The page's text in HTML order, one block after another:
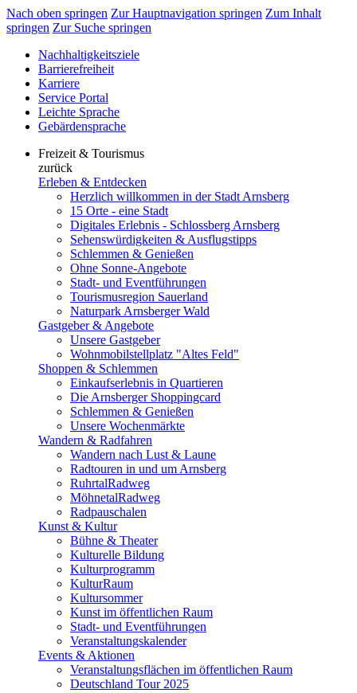
Nach oben springen Zur Hauptnavigation springen Zum Inhalt
springen Zur Suche springen
Nachhaltigkeitsziele
Barrierefreiheit
Karriere
Service Portal
Leichte Sprache
Gebärdensprache
Freizeit & Tourismus
zurück
Erleben & Entdecken
Herzlich willkommen in der Stadt Arnsberg
15 Orte - eine Stadt
Digitales Erlebnis - Schlossberg Arnsberg
Sehenswürdigkeiten & Ausflugstipps
Schlemmen & Genießen
Ohne Sonne-Angebote
Stadt- und Eventführungen
Tourismusregion Sauerland
Naturpark Arnsberger Wald
Gastgeber & Angebote
Unsere Gastgeber
Wohnmobilstellplatz "Altes Feld"
Shoppen & Schlemmen
Einkaufserlebnis in Quartieren
Die Arnsberger Shoppingcard
Schlemmen & Genießen
Unsere Wochenmärkte
Wandern & Radfahren
Wandern nach Lust & Laune
Radtouren in und um Arnsberg
RuhrtalRadweg
MöhnetalRadweg
Radpauschalen
Kunst & Kultur
Bühne & Theater
Kulturelle Bildung
Kulturprogramm
KulturRaum
Kultursommer
Kunst im öffentlichen Raum
Stadt- und Eventführungen
Veranstaltungskalender
Events & Aktionen
Veranstaltungsflächen im öffentlichen Raum
Deutschland Tour 2025